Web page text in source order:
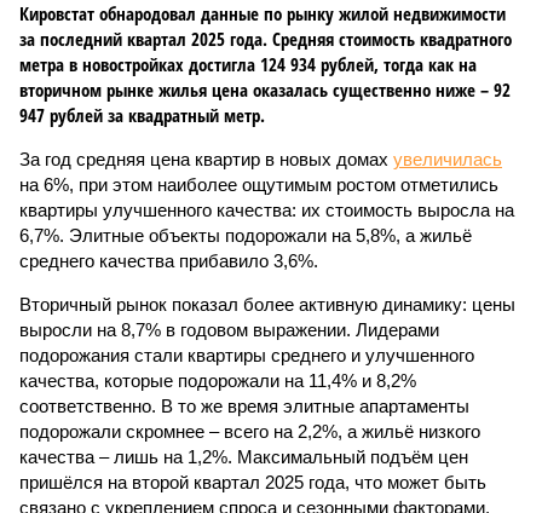
Кировстат обнародовал данные по рынку жилой недвижимости
за последний квартал 2025 года. Средняя стоимость квадратного
метра в новостройках достигла 124 934 рублей, тогда как на
вторичном рынке жилья цена оказалась существенно ниже – 92
947 рублей за квадратный метр.
За год средняя цена квартир в новых домах увеличилась
на 6%, при этом наиболее ощутимым ростом отметились
квартиры улучшенного качества: их стоимость выросла на
6,7%. Элитные объекты подорожали на 5,8%, а жильё
среднего качества прибавило 3,6%.
Вторичный рынок показал более активную динамику: цены
выросли на 8,7% в годовом выражении. Лидерами
подорожания стали квартиры среднего и улучшенного
качества, которые подорожали на 11,4% и 8,2%
соответственно. В то же время элитные апартаменты
подорожали скромнее – всего на 2,2%, а жильё низкого
качества – лишь на 1,2%. Максимальный подъём цен
пришёлся на второй квартал 2025 года, что может быть
связано с укреплением спроса и сезонными факторами.